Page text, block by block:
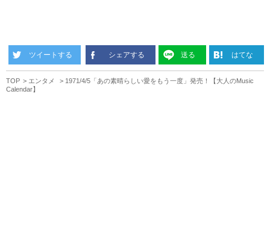
ツイートする シェアする 送る はてな
TOP エンタメ
1971/4/5「あの素晴らしい愛をもう一度」発売！【大人のMusic
Calendar】